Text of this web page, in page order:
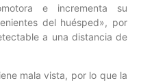
e incrementa su
del huésped», por
a una distancia de
mala vista, por lo que la